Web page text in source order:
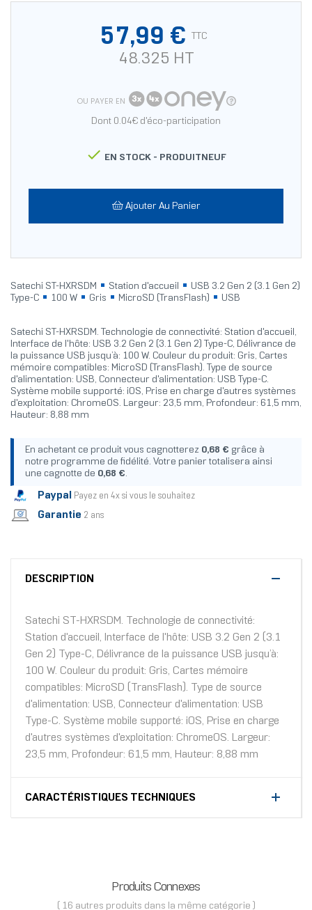
57,99 € TTC
48.325 HT
OU PAYER EN
Dont 0.04€ d'éco-participation
 EN STOCK - PRODUITNEUF
Ajouter Au Panier
Satechi ST-HXRSDM Station d'accueil
USB 3.2 Gen 2 (3.1 Gen 2)
Type-C
100 W Gris MicroSD (TransFlash) USB
Satechi ST-HXRSDM. Technologie de connectivité: Station d'accueil,
Interface de l'hôte: USB 3.2 Gen 2 (3.1 Gen 2) Type-C, Délivrance de
la puissance USB jusqu’à: 100 W. Couleur du produit: Gris, Cartes
mémoire compatibles: MicroSD (TransFlash). Type de source
d'alimentation: USB, Connecteur d'alimentation: USB Type-C.
Système mobile supporté: iOS, Prise en charge d'autres systèmes
d'exploitation: ChromeOS. Largeur: 23,5 mm, Profondeur: 61,5 mm,
Hauteur: 8,88 mm
En achetant ce produit vous cagnotterez 0,68 € grâce à
notre programme de fidélité. Votre panier totalisera ainsi
une cagnotte de 0,68 €.
Paypal Payez en 4x si vous le souhaitez
Garantie 2 ans
DESCRIPTION
Satechi ST-HXRSDM. Technologie de connectivité:
Station d'accueil, Interface de l'hôte: USB 3.2 Gen 2 (3.1
Gen 2) Type-C, Délivrance de la puissance USB jusqu’à:
100 W. Couleur du produit: Gris, Cartes mémoire
compatibles: MicroSD (TransFlash). Type de source
d'alimentation: USB, Connecteur d'alimentation: USB
Type-C. Système mobile supporté: iOS, Prise en charge
d'autres systèmes d'exploitation: ChromeOS. Largeur:
23,5 mm, Profondeur: 61,5 mm, Hauteur: 8,88 mm
CARACTÉRISTIQUES TECHNIQUES
Produits Connexes
( 16 autres produits dans la même catégorie )